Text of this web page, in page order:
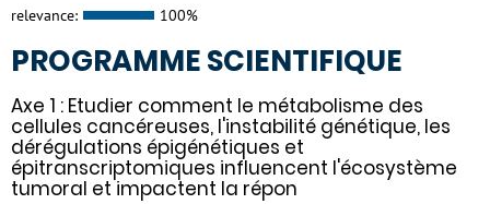
relevance: 100%
PROGRAMME SCIENTIFIQUE
Axe 1 : Etudier comment le métabolisme des
cellules cancéreuses, l'instabilité génétique, les
dérégulations épigénétiques et
épitranscriptomiques influencent l'écosystème
tumoral et impactent la répon